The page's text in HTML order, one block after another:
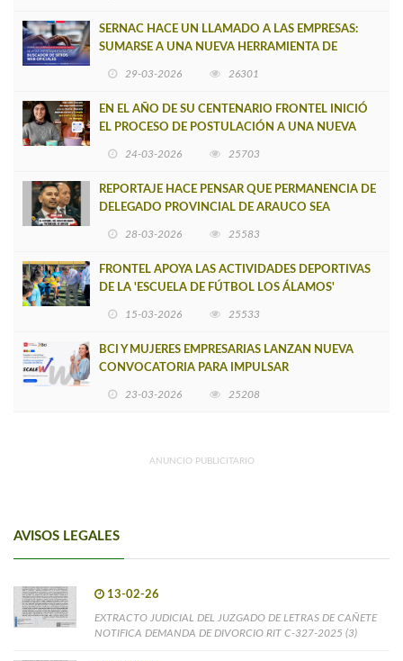
SERNAC HACE UN LLAMADO A LAS EMPRESAS:
SUMARSE A UNA NUEVA HERRAMIENTA DE
29-03-2026 26301
EN EL AÑO DE SU CENTENARIO FRONTEL INICIÓ
EL PROCESO DE POSTULACIÓN A UNA NUEVA
24-03-2026 25703
REPORTAJE HACE PENSAR QUE PERMANENCIA DE
DELEGADO PROVINCIAL DE ARAUCO SEA
28-03-2026 25583
FRONTEL APOYA LAS ACTIVIDADES DEPORTIVAS
DE LA 'ESCUELA DE FÚTBOL LOS ÁLAMOS'
15-03-2026 25533
BCI Y MUJERES EMPRESARIAS LANZAN NUEVA
CONVOCATORIA PARA IMPULSAR
23-03-2026 25208
ANUNCIO PUBLICITARIO
AVISOS LEGALES
13-02-26
EXTRACTO JUDICIAL DEL JUZGADO DE LETRAS DE CAÑETE
NOTIFICA DEMANDA DE DIVORCIO RIT C-327-2025 (3)